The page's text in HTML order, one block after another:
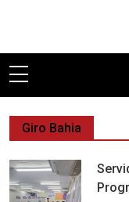
Giro Bahia